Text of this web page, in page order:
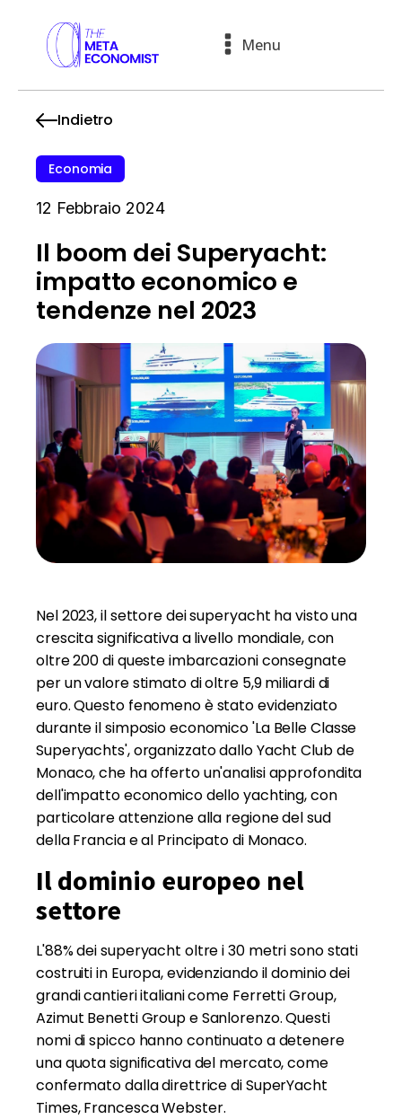
Menu
Indietro
Economia
12 Febbraio 2024
Il boom dei Superyacht:
impatto economico e
tendenze nel 2023
Nel 2023, il settore dei superyacht ha visto una
crescita significativa a livello mondiale, con
oltre 200 di queste imbarcazioni consegnate
per un valore stimato di oltre 5,9 miliardi di
euro. Questo fenomeno è stato evidenziato
durante il simposio economico 'La Belle Classe
Superyachts', organizzato dallo Yacht Club de
Monaco, che ha offerto un'analisi approfondita
dell'impatto economico dello yachting, con
particolare attenzione alla regione del sud
della Francia e al Principato di Monaco.
Il dominio europeo nel
settore
L'88% dei superyacht oltre i 30 metri sono stati
costruiti in Europa, evidenziando il dominio dei
grandi cantieri italiani come Ferretti Group,
Azimut Benetti Group e Sanlorenzo. Questi
nomi di spicco hanno continuato a detenere
una quota significativa del mercato, come
confermato dalla direttrice di SuperYacht
Times, Francesca Webster.